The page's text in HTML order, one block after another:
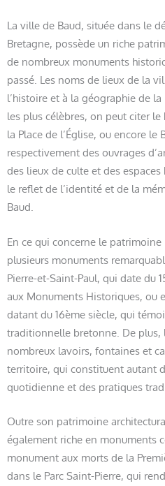
La ville de Baud, située dans le
Bretagne, possède un riche
de nombreux monuments
passé. Les noms de lieux de la
l’histoire et à la géographie de
les plus célèbres, on peut citer le
la Place de l’Église, ou encore le
respectivement des ouvrages
des lieux de culte et des
le reflet de l’identité et de la
Baud.
En ce qui concerne le
plusieurs monuments
Pierre-et-Saint-Paul, qui date du
aux Monuments Historiques, ou
datant du 16ème siècle, qui
traditionnelle bretonne. De plus,
nombreux lavoirs, fontaines et
territoire, qui constituent autant
quotidienne et des pratiques
Outre son patrimoine
également riche en monuments
monument aux morts de la
dans le Parc Saint-Pierre, qui